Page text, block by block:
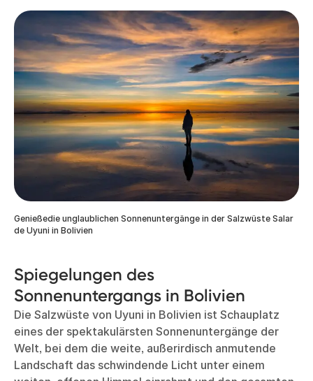
Genießedie unglaublichen Sonnenuntergänge in der Salzwüste Salar
de Uyuni in Bolivien
Spiegelungen des
Sonnenuntergangs in Bolivien
Die Salzwüste von Uyuni in Bolivien ist Schauplatz
eines der spektakulärsten Sonnenuntergänge der
Welt, bei dem die weite, außerirdisch anmutende
Landschaft das schwindende Licht unter einem